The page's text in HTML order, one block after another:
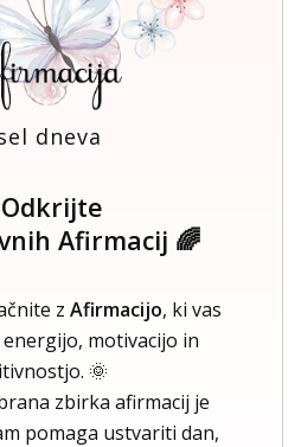
dneva
Afirmacij 🌈
z Afirmacijo, ki vas
motivacijo in
🌞
zbirka afirmacij je
pomaga ustvariti dan,